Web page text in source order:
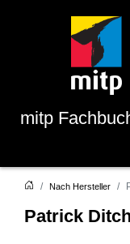
mitp
Nach Hersteller
Patrick